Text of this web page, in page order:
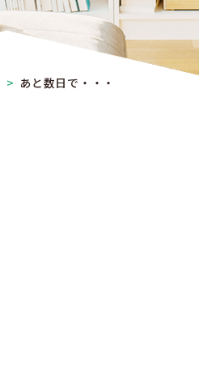
> あと数日で・・・